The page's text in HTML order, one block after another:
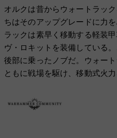
オルクは昔からウォートラッ
ちはそのアップグレードに力
ラックは素早く移動する軽装
ヴ・ロキットを装備している
後部に乗ったノブだ。ウォー
ともに戦場を駆け、移動式火力